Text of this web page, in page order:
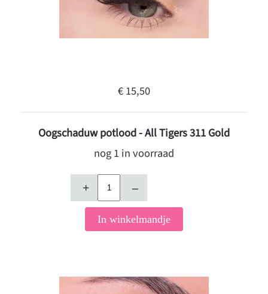
€ 15,50
Oogschaduw potlood - All Tigers 311 Gold
nog 1 in voorraad
+ –
In winkelmandje